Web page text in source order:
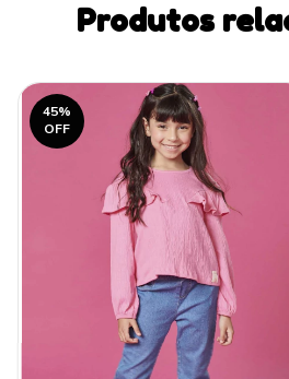
Produtos
45%
OFF